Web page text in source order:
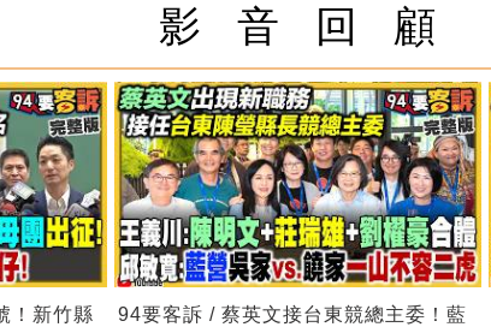
影 音 回 顧
！新竹縣
94要客訴 / 蔡英文接台東競總主委！藍